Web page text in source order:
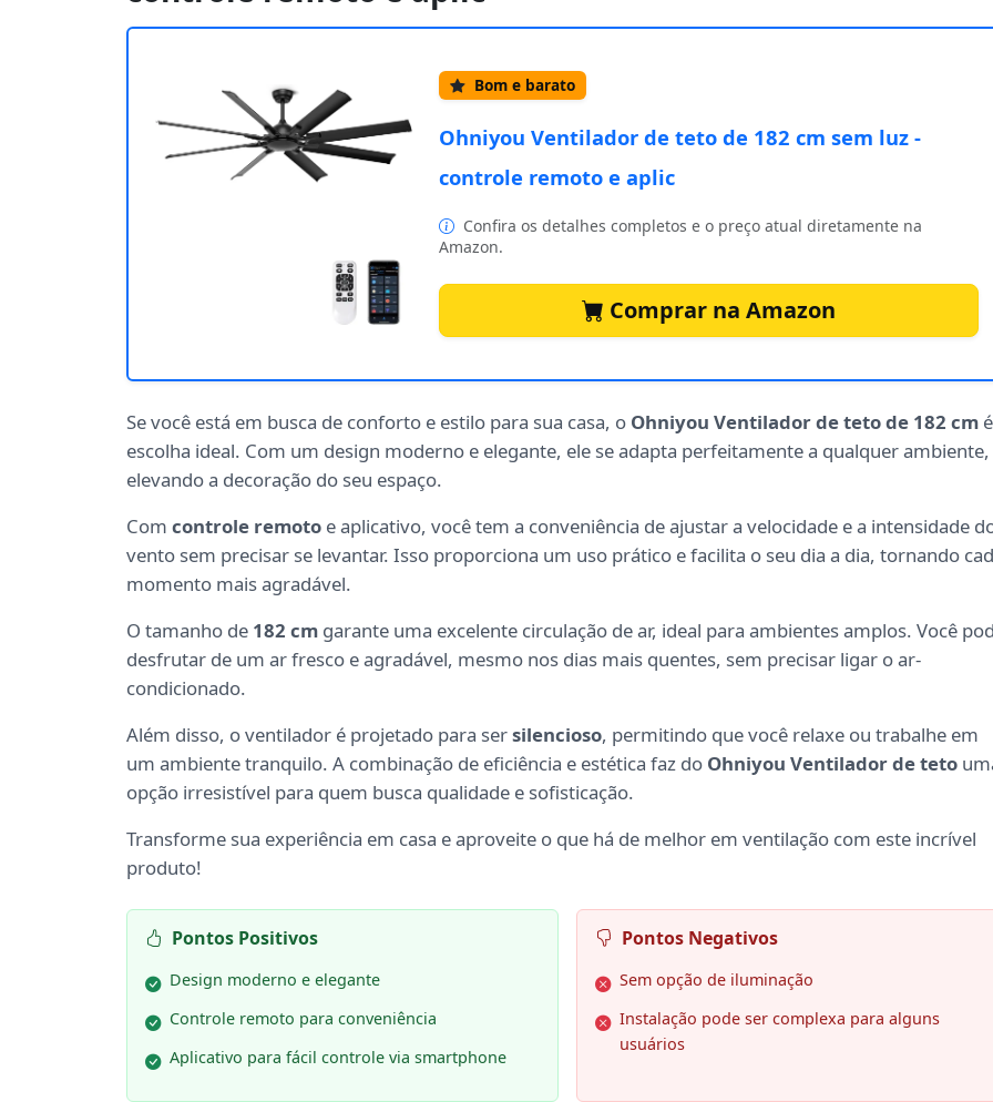
Bom e barato
Ohniyou Ventilador de teto de 182 cm sem luz -
controle remoto e aplic
Confira os detalhes completos e o preço atual diretamente na
Amazon.
Comprar na Amazon
Se você está em busca de conforto e estilo para sua casa, o Ohniyou Ventilador de teto de 182 cm
escolha ideal. Com um design moderno e elegante, ele se adapta perfeitamente a qualquer ambiente,
elevando a decoração do seu espaço.
Com controle remoto e aplicativo, você tem a conveniência de ajustar a velocidade e a intensidade
vento sem precisar se levantar. Isso proporciona um uso prático e facilita o seu dia a dia, tornando
momento mais agradável.
O tamanho de 182 cm garante uma excelente circulação de ar, ideal para ambientes amplos. Você
desfrutar de um ar fresco e agradável, mesmo nos dias mais quentes, sem precisar ligar o ar-
condicionado.
Além disso, o ventilador é projetado para sersilencioso, permitindo que você relaxe ou trabalhe em
um ambiente tranquilo. A combinação de eficiência e estética faz do Ohniyou Ventilador de teto
opção irresistível para quem busca qualidade e sofisticação.
Transforme sua experiência em casa e aproveite o que há de melhor em ventilação com este incrível
produto!
Pontos Positivos
Design moderno e elegante
Controle remoto para conveniência
Aplicativo para fácil controle via smartphone
Pontos Negativos
Sem opção de iluminação
Instalação pode ser complexa para alguns
usuários